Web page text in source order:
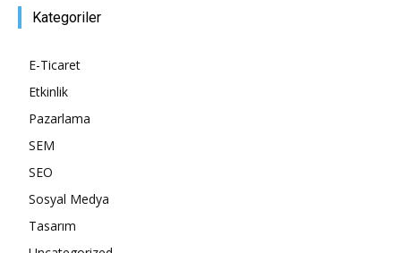
Kategoriler
E-Ticaret
Etkinlik
Pazarlama
SEM
SEO
Sosyal Medya
Tasarım